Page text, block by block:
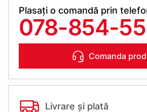
Plasați o comandă prin
078-854-
Comanda
Livrare și plată